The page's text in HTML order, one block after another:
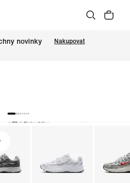
novinky Nakupovat